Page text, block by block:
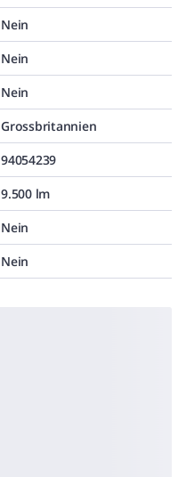
Nein
Nein
Nein
Grossbritannien
94054239
9.500 lm
Nein
Nein